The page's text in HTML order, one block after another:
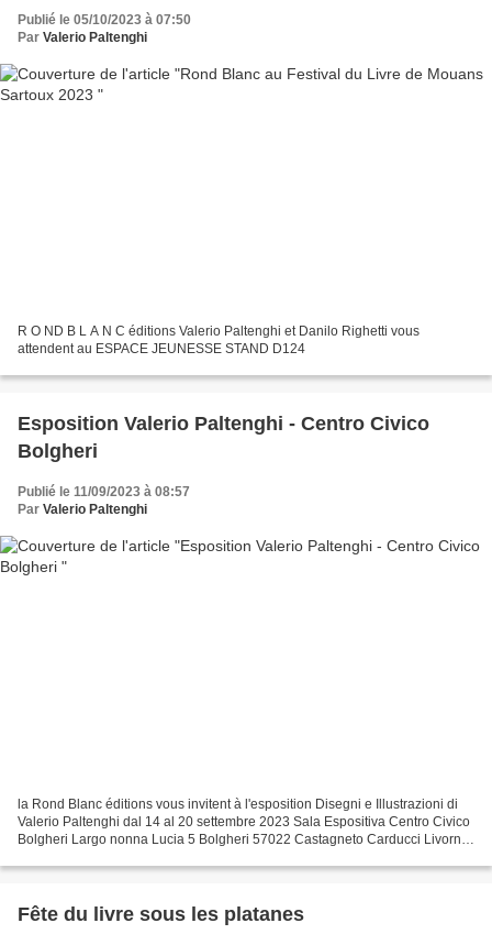
Publié le 05/10/2023 à 07:50
Par Valerio Paltenghi
R O ND B L A N C éditions Valerio Paltenghi et Danilo Righetti vous
attendent au ESPACE JEUNESSE STAND D124
Esposition Valerio Paltenghi - Centro Civico
Bolgheri
Publié le 11/09/2023 à 08:57
Par Valerio Paltenghi
la Rond Blanc éditions vous invitent à l'esposition Disegni e Illustrazioni di
Valerio Paltenghi dal 14 al 20 settembre 2023 Sala Espositiva Centro Civico
Bolgheri Largo nonna Lucia 5 Bolgheri 57022 Castagneto Carducci Livorno
Fête du livre sous les platanes